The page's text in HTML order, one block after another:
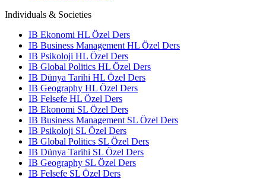
Individuals & Societies
IB Ekonomi HL Özel Ders
IB Business Management HL Özel Ders
IB Psikoloji HL Özel Ders
IB Global Politics HL Özel Ders
IB Dünya Tarihi HL Özel Ders
IB Geography HL Özel Ders
IB Felsefe HL Özel Ders
IB Ekonomi SL Özel Ders
IB Business Management SL Özel Ders
IB Psikoloji SL Özel Ders
IB Global Politics SL Özel Ders
IB Dünya Tarihi SL Özel Ders
IB Geography SL Özel Ders
IB Felsefe SL Özel Ders